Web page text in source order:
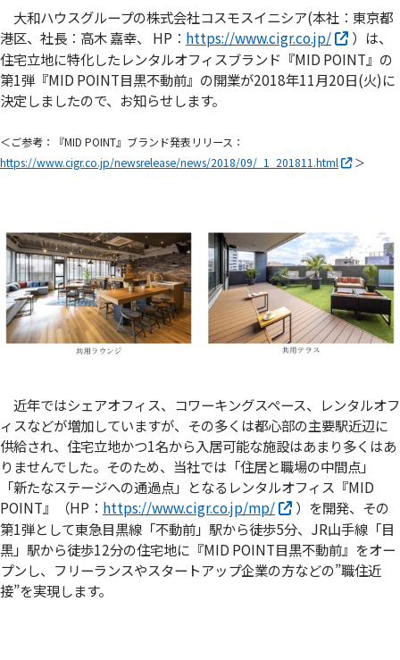
大和ハウスグループの株式会社コスモスイニシア(本社：東京都
港区、社長：高木 嘉幸、 HP： https://www.cigr.co.jp/
）は、
住宅立地に特化したレンタルオフィスブランド『MID POINT』の
第1弾『MID POINT目黒不動前』の開業が2018年11月20日(火)に
決定しましたので、お知らせします。
＜ご参考：『MID POINT』ブランド発表リリース：
https://www.cigr.co.jp/newsrelease/news/2018/09/_1_201811.html
＞
近年ではシェアオフィス、コワーキングスペース、レンタルオフ
ィスなどが増加していますが、その多くは都心部の主要駅近辺に
供給され、住宅立地かつ1名から入居可能な施設はあまり多くはあ
りませんでした。そのため、当社では「住居と職場の中間点」
「新たなステージへの通過点」となるレンタルオフィス『MID
POINT』（HP： https://www.cigr.co.jp/mp/
）を開発、その
第1弾として東急目黒線「不動前」駅から徒歩5分、JR山手線「目
黒」駅から徒歩12分の住宅地に『MID POINT目黒不動前』をオー
プンし、フリーランスやスタートアップ企業の方などの”職住近
接”を実現します。